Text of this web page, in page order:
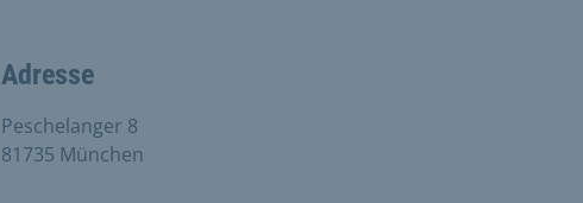
Adresse
Peschelanger 8
81735 München